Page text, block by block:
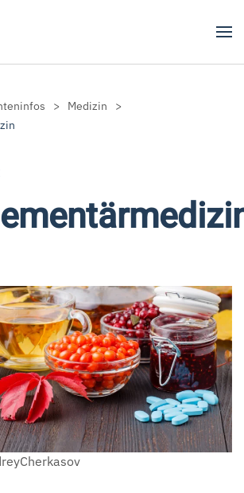
springen
Medizin